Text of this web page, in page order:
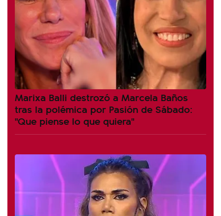
Marixa Balli destrozó a Marcela Baños
tras la polémica por Pasión de Sábado:
"Que piense lo que quiera"